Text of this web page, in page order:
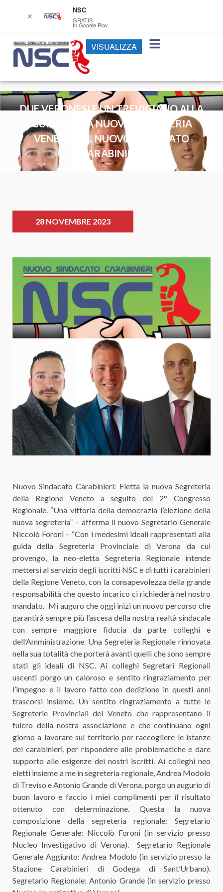
DUE VERONESI E UN TREVIGIANO ALLA
GUIDA DELLA NUOVA SEGRETERIA
VENETO DEL NUOVO SINDACATO
CARABINIERI
28 NOVEMBRE 2023
Nuovo Sindacato Carabinieri: Eletta la nuova Segreteria
della Regione Veneto a seguito del 2° Congresso
Regionale. “Una vittoria della democrazia l’elezione della
nuova segreteria” – afferma il nuovo Segretario Generale
Niccolò Foroni – “Con i medesimi ideali rappresentati alla
guida della Segreteria Provinciale di Verona da cui
provengo, la neo-eletta Segreteria Regionale intende
mettersi al servizio degli iscritti NSC e di tutti i carabinieri
della Regione Veneto, con la consapevolezza della grande
responsabilità che questo incarico ci richiederà nel nostro
mandato. Mi auguro che oggi inizi un nuovo percorso che
garantirà sempre più l’ascesa della nostra realtà sindacale
con sempre maggiore fiducia da parte colleghi e
dell’Amministrazione. Una Segreteria Regionale rinnovata
nella sua totalità che porterà avanti quelli che sono sempre
stati gli ideali di NSC. Ai colleghi Segretari Regionali
uscenti porgo un caloroso e sentito ringraziamento per
l’impegno e il lavoro fatto con dedizione in questi anni
trascorsi insieme. Un sentito ringraziamento a tutte le
Segreterie Provinciali del Veneto che rappresentano il
fulcro della nostra associazione e che continuano ogni
giorno a lavorare sul territorio per raccogliere le istanze
dei carabinieri, per rispondere alle problematiche e dare
supporto alle esigenze dei nostri iscritti. Ai colleghi neo
eletti insieme a me in segreteria regionale, Andrea Modolo
di Treviso e Antonio Grande di Verona, porgo un augurio di
buon lavoro e faccio i miei complimenti per il risultato
ottenuto con determinazione. Questa la nuova
composizione della segreteria regionale: Segretario
Regionale Generale: Niccolò Foroni (in servizio presso
Nucleo Investigativo di Verona). Segretario Regionale
Generale Aggiunto: Andrea Modolo (in servizio presso la
Stazione Carabinieri di Godega di Sant’Urbano).
Segretario Regionale: Antonio Grande (in servizio presso
✕
NSC
GRATIS
In Google Play
VISUALIZZA